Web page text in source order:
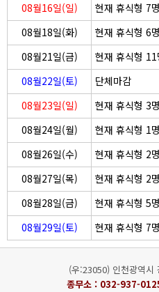
08월16일(일)
현재 휴식형 7
08월18일(화)
현재 휴식형 6
08월21일(금)
현재 휴식형
08월22일(토)
단체마감
08월23일(일)
현재 휴식형 3
08월24일(월)
현재 휴식형 1
08월26일(수)
현재 휴식형 2
08월27일(목)
현재 휴식형 2
08월28일(금)
현재 휴식형 5
08월29일(토)
현재 휴식형 7
(우:23050) 인천광역시
종무소 : 032-937-